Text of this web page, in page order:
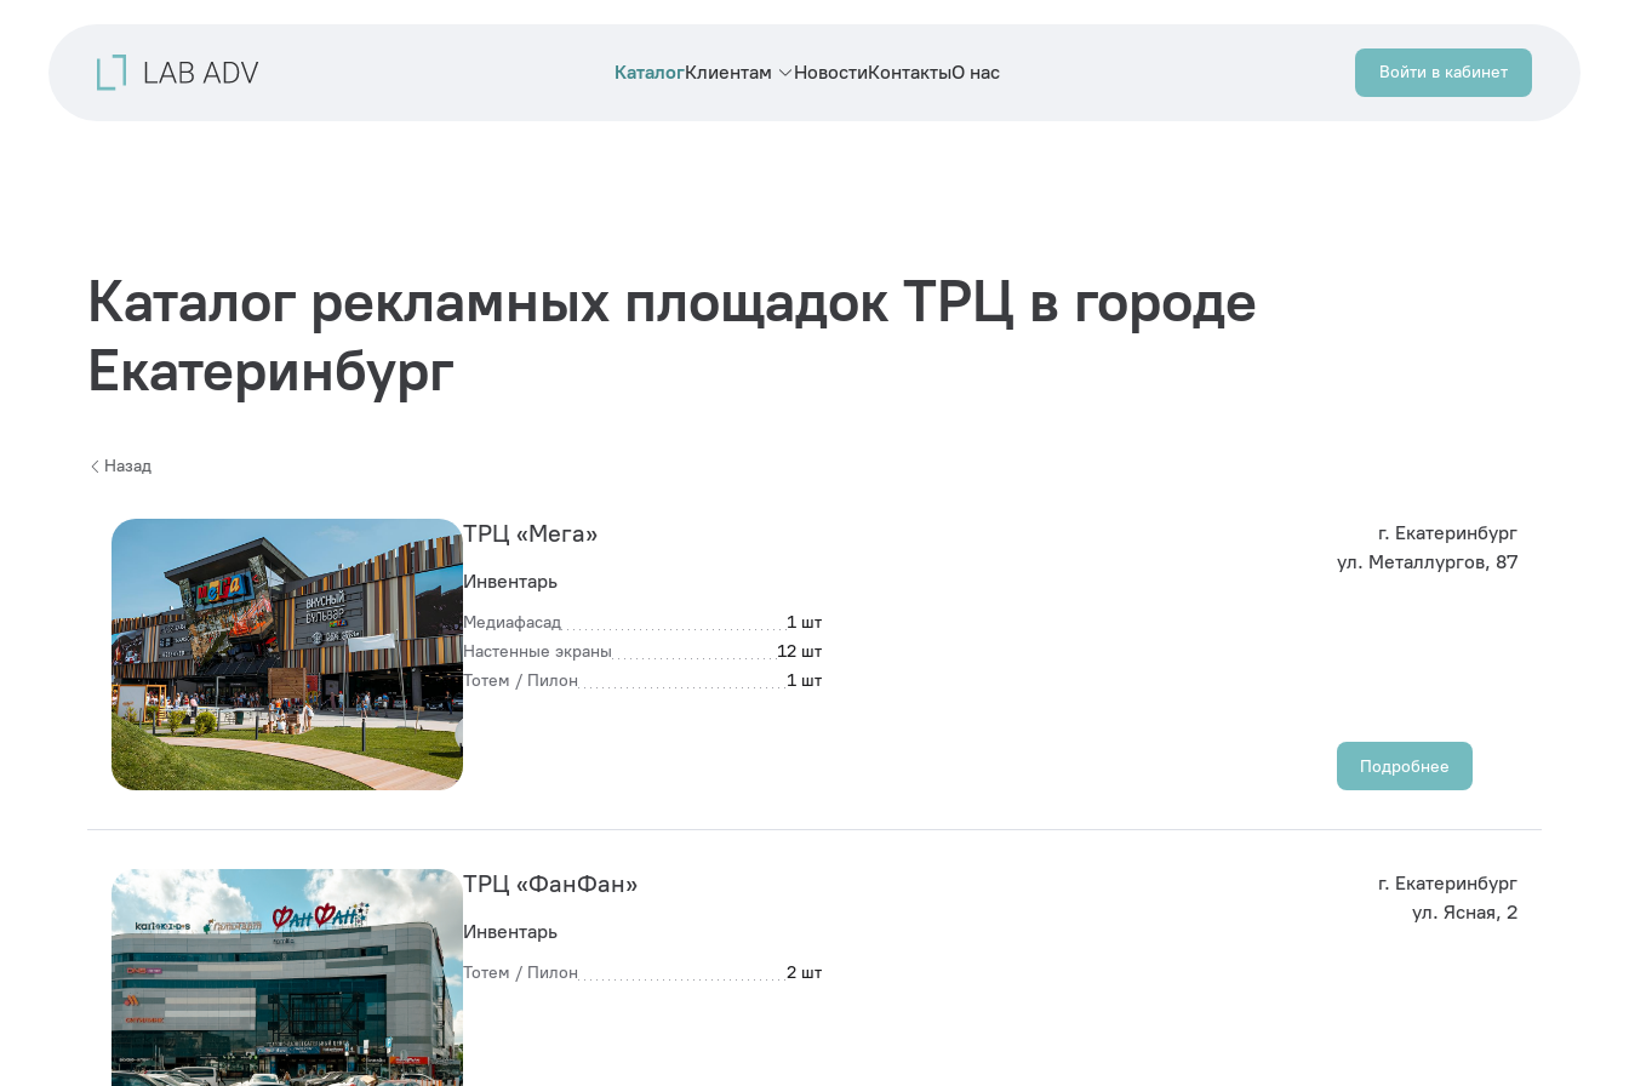
КаталогКлиентам НовостиКонтактыО нас Войти в кабинет
Каталог рекламных площадок ТРЦ в городе
Екатеринбург
Назад
ТРЦ «Мега»
Инвентарь
Медиафасад
1 шт
Настенные экраны
12 шт
Тотем / Пилон
1 шт
г. Екатеринбург
ул. Металлургов, 87
Подробнее
ТРЦ «ФанФан»
Инвентарь
Тотем / Пилон 2 шт
г. Екатеринбург
ул. Ясная, 2